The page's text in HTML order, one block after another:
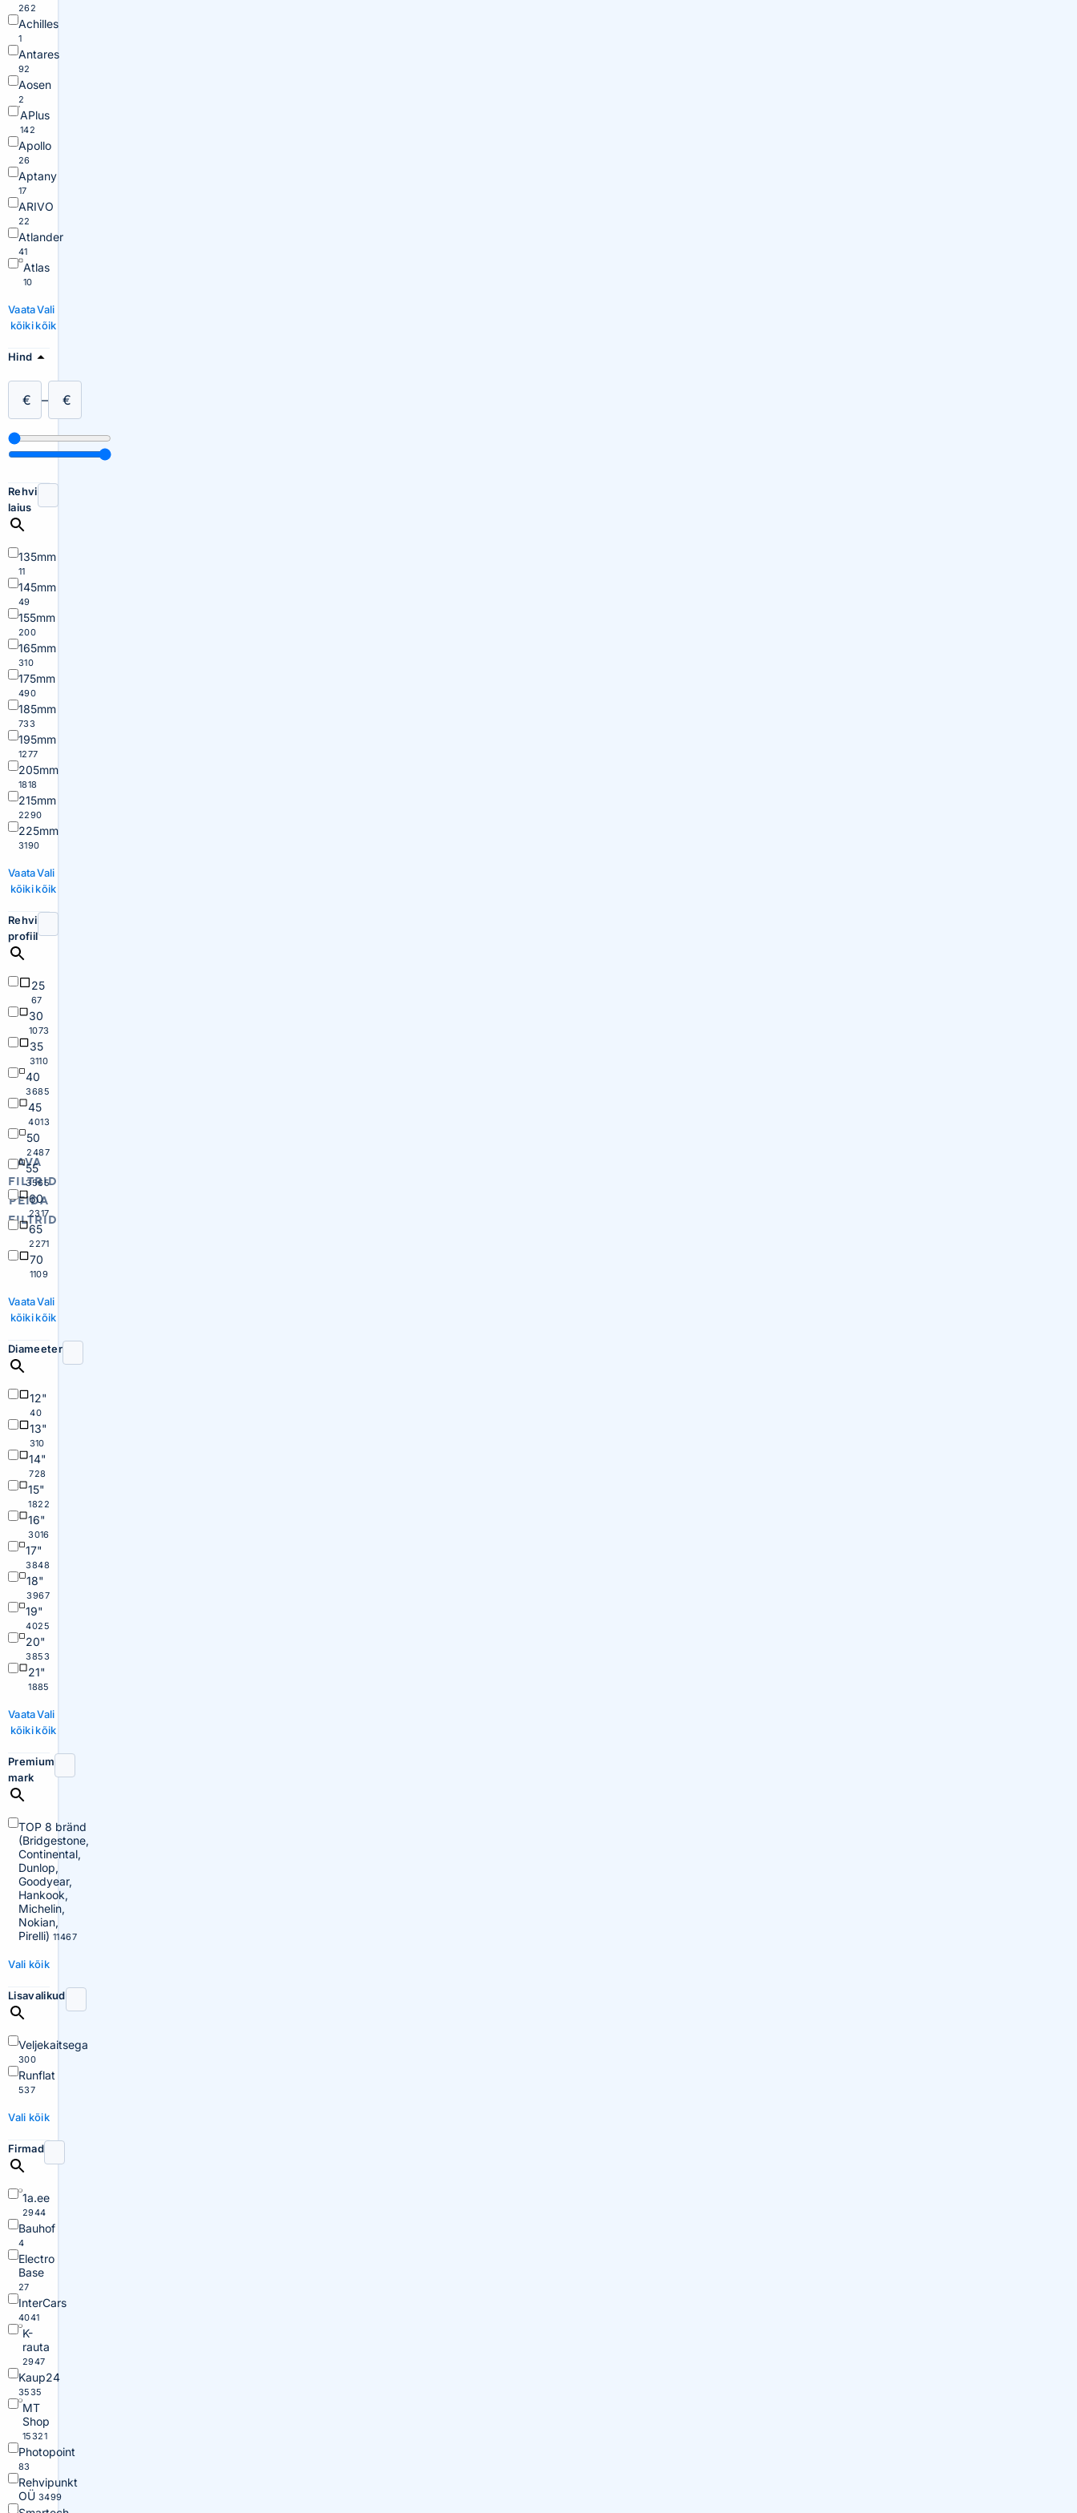
AVA
FILTRID
PEIDA
FILTRID
262
Achilles
1
Antares
92
Aosen
2
APlus
142
Apollo
26
Aptany
17
ARIVO
22
Atlander
41
Atlas
10
Vaata
kõiki
Vali
kõik
Hind
€ – €
Rehvi
laius
135mm
11
145mm
49
155mm
200
165mm
310
175mm
490
185mm
733
195mm
1277
205mm
1818
215mm
2290
225mm
3190
Vaata
kõiki
Vali
kõik
Rehvi
profiil
25
67
30
1073
35
3110
40
3685
45
4013
50
2487
55
3565
60
2317
65
2271
70
1109
Vaata
kõiki
Vali
kõik
Diameeter
12"
40
13"
310
14"
728
15"
1822
16"
3016
17"
3848
18"
3967
19"
4025
20"
3853
21"
1885
Vaata
kõiki
Vali
kõik
Premium
mark
TOP 8 bränd
(Bridgestone,
Continental,
Dunlop,
Goodyear,
Hankook,
Michelin,
Nokian,
Pirelli) 11467
Vali kõik
Lisavalikud
Veljekaitsega
300
Runflat
537
Vali kõik
Firmad
1a.ee
2944
Bauhof
4
Electro
Base
27
InterCars
4041
K-
rauta
2947
Kaup24
3535
MT
Shop
15321
Photopoint
83
Rehvipunkt
OÜ 3499